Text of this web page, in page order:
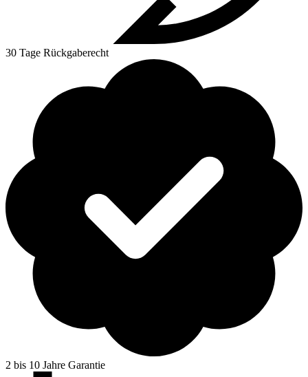
30 Tage Rückgaberecht
2 bis 10 Jahre Garantie